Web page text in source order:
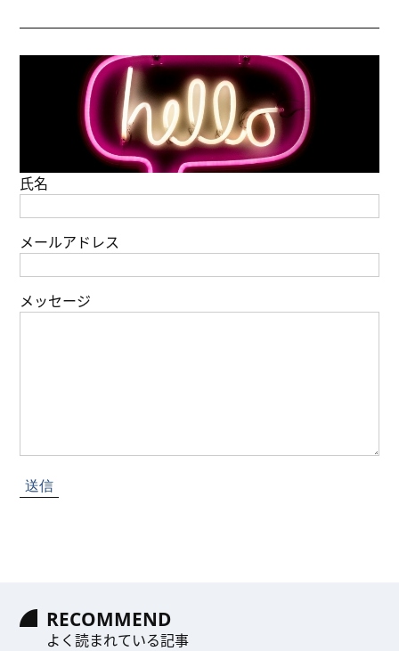
氏名
メールアドレス
メッセージ
RECOMMEND
よく読まれている記事